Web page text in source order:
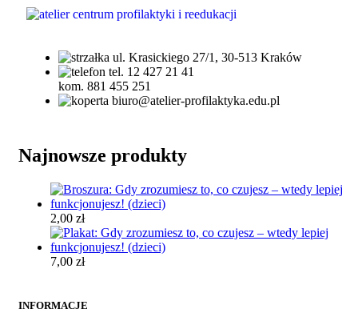
ul. Krasickiego 27/1, 30-513 Kraków
tel. 12 427 21 41
kom. 881 455 251
biuro@atelier-profilaktyka.edu.pl
Najnowsze produkty
2,00 zł
7,00 zł
INFORMACJE